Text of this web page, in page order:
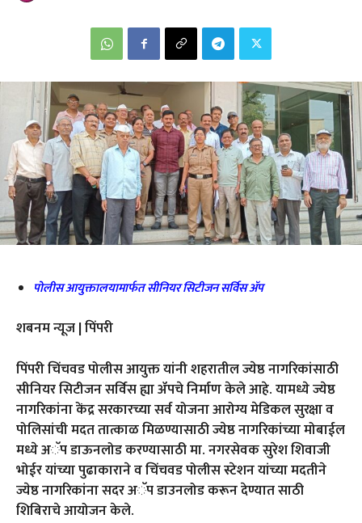
पोलीस आयुक्तालयामार्फत सीनियर सिटीजन सर्विस ॲप
शबनम न्यूज | पिंपरी
पिंपरी चिंचवड पोलीस आयुक्त यांनी शहरातील ज्येष्ठ नागरिकांसाठी
सीनियर सिटीजन सर्विस ह्या ॲपचे निर्माण केले आहे. यामध्ये ज्येष्ठ
नागरिकांना केंद्र सरकारच्या सर्व योजना आरोग्य मेडिकल सुरक्षा व
पोलिसांची मदत तात्काळ मिळण्यासाठी ज्येष्ठ नागरिकांच्या मोबाईल
मध्ये अॅप डाऊनलोड करण्यासाठी मा. नगरसेवक सुरेश शिवाजी
भोईर यांच्या पुढाकाराने व चिंचवड पोलीस स्टेशन यांच्या मदतीने
ज्येष्ठ नागरिकांना सदर अॅप डाउनलोड करून देण्यात साठी
शिबिराचे आयोजन केले.